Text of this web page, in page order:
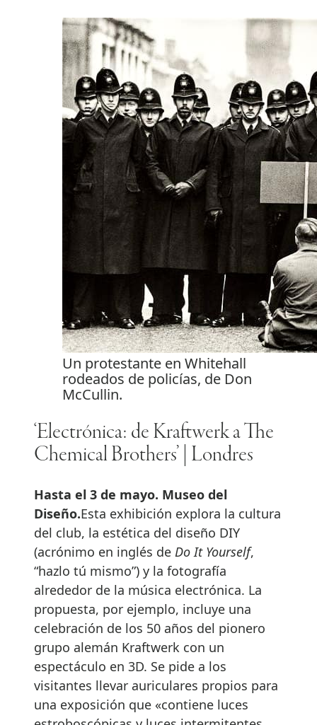
Un protestante en Whitehall
rodeados de policías, de Don
McCullin.
‘Electrónica: de Kraftwerk a The
Chemical Brothers’ | Londres
Hasta el 3 de mayo. Museo del
Diseño.Esta exhibición explora la cultura
del club, la estética del diseño DIY
(acrónimo en inglés de Do It Yourself,
“hazlo tú mismo”) y la fotografía
alrededor de la música electrónica. La
propuesta, por ejemplo, incluye una
celebración de los 50 años del pionero
grupo alemán Kraftwerk con un
espectáculo en 3D. Se pide a los
visitantes llevar auriculares propios para
una exposición que «contiene luces